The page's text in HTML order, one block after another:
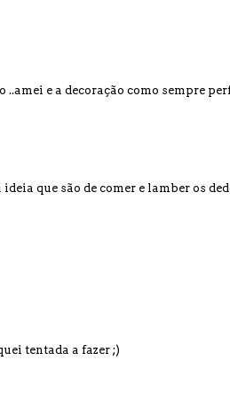
e a decoração como sempre
que são de comer e lamber os
tentada a fazer ;)